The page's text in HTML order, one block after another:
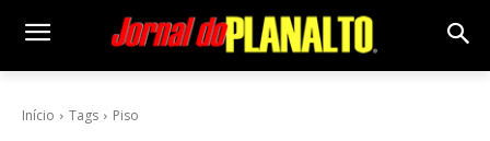
Início Tags Piso